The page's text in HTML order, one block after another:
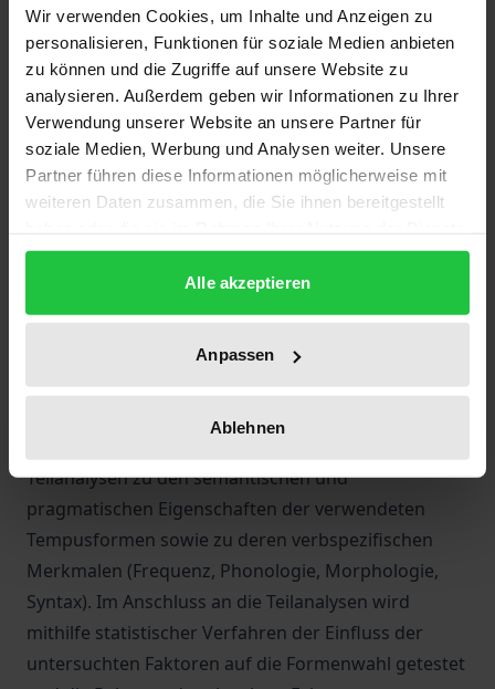
Wir verwenden Cookies, um Inhalte und Anzeigen zu
personalisieren, Funktionen für soziale Medien anbieten
zu können und die Zugriffe auf unsere Website zu
analysieren. Außerdem geben wir Informationen zu Ihrer
Verwendung unserer Website an unsere Partner für
soziale Medien, Werbung und Analysen weiter. Unsere
Partner führen diese Informationen möglicherweise mit
weiteren Daten zusammen, die Sie ihnen bereitgestellt
gesammelt haben.
Alle akzeptieren
Anpassen
Ablehnen
Perfektformen werden immer häufiger verwendet
und die Präteritumformen entsprechend seltener.
Dieser Ausdruckswandel in der gesprochenen
Sprache dient in der vorliegenden Studie als
Fallbeispiel, um systematisch die Prinzipien des
Sprachwandels zu erforschen. Dabei wird genau
bestimmt, welche Faktoren diesen Sprachwandel
Untersuchung wurde das Interview-Korpus des
Akademie-Projekts Regionalsprache.de (REDE)
ausgewertet, mit dem neben den Dialekten auch die
standardnäheren Regiolekte in die Analyse
einbezogen wurden. Das Kernstück der
Teilanalysen zu den semantischen und
pragmatischen Eigenschaften der verwendeten
Tempusformen sowie zu deren verbspezifischen
Merkmalen (Frequenz, Phonologie, Morphologie,
Syntax). Im Anschluss an die Teilanalysen wird
mithilfe statistischer Verfahren der Einfluss der
untersuchten Faktoren auf die Formenwahl getestet